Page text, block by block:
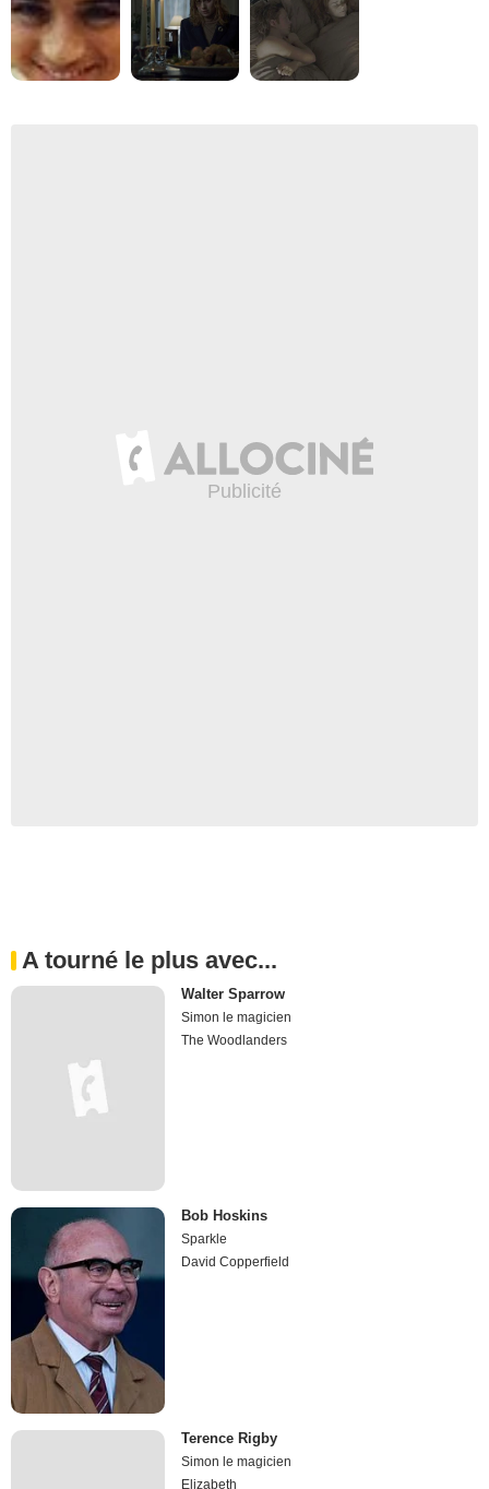
A tourné le plus avec...
Walter Sparrow
Simon le magicien
The Woodlanders
Bob Hoskins
Sparkle
David Copperfield
Terence Rigby
Simon le magicien
Elizabeth